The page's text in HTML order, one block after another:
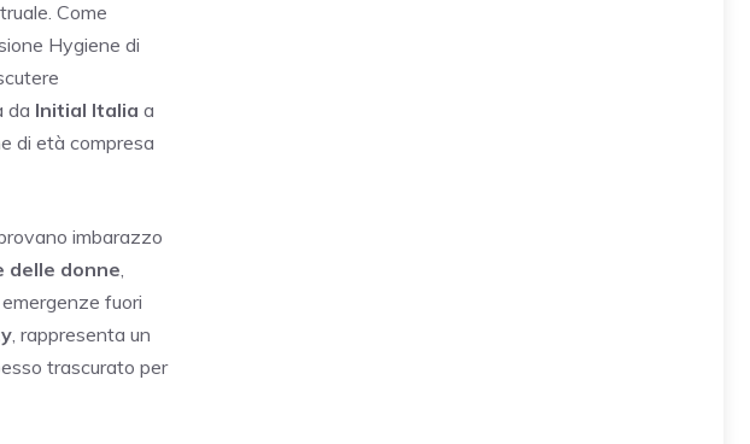
Come
Hygiene di
da Initial Italia a
di età compresa
imbarazzo
delle donne,
fuori
, rappresenta un
trascurato per